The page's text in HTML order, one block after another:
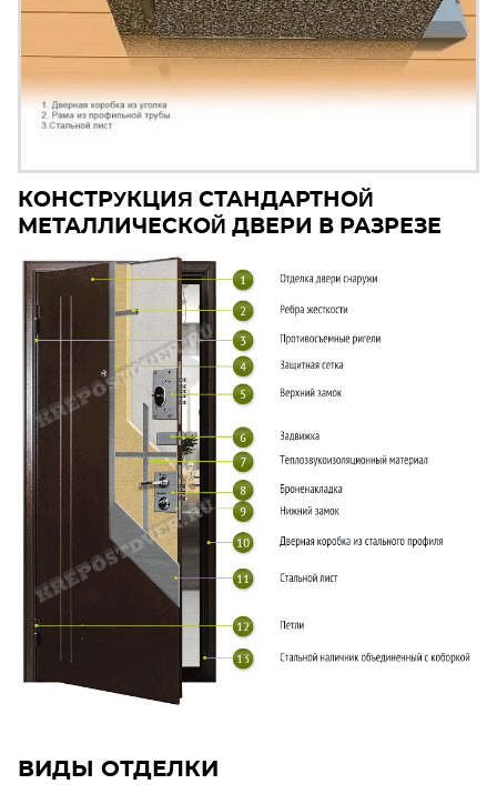
КОНСТРУКЦИЯ СТАНДАРТНОЙ
МЕТАЛЛИЧЕСКОЙ ДВЕРИ В РАЗРЕЗЕ
ВИДЫ ОТДЕЛКИ